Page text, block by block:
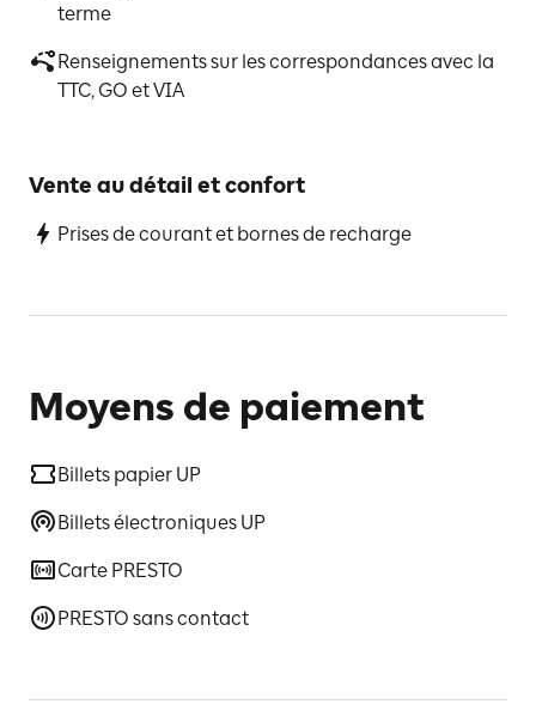
terme
Renseignements sur les correspondances avec la
TTC, GO et VIA
Vente au détail et confort
Prises de courant et bornes de recharge
Moyens de paiement
Billets papier UP
Billets électroniques UP
Carte PRESTO
PRESTO sans contact